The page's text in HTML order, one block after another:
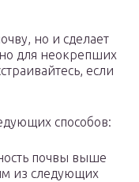
но и сделает
для неокрепших
если
способов:
почвы выше
из следующих